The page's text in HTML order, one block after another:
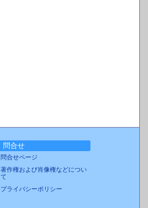
問合せ
問合せページ
著作権および肖像権などについ
て
プライバシーポリシー